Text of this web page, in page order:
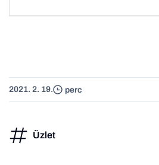
2021. 2. 19. perc
Üzlet